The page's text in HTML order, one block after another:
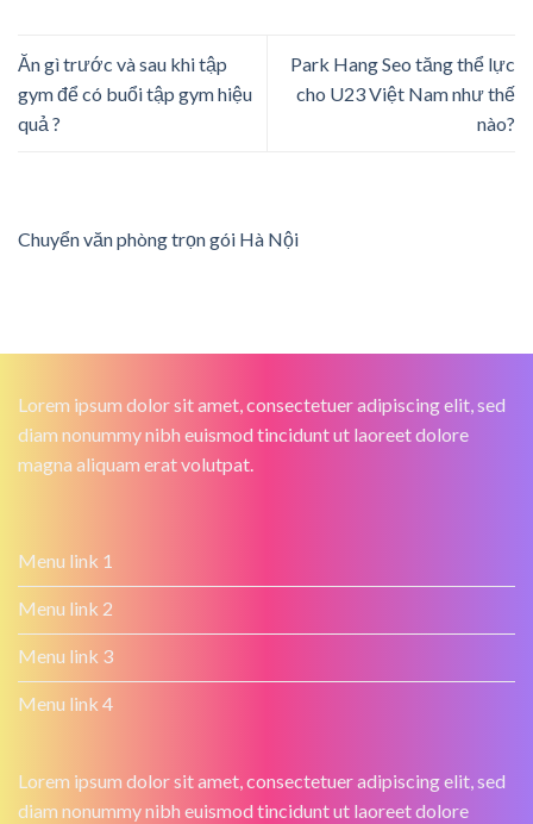
Ăn gì trước và sau khi tập
gym để có buổi tập gym hiệu
quả ?
Park Hang Seo tăng thể lực
cho U23 Việt Nam như thế
nào?
Chuyển văn phòng trọn gói Hà Nội
Lorem ipsum dolor sit amet, consectetuer adipiscing elit, sed
diam nonummy nibh euismod tincidunt ut laoreet dolore
magna aliquam erat volutpat.
Menu link 1
Menu link 2
Menu link 3
Menu link 4
Lorem ipsum dolor sit amet, consectetuer adipiscing elit, sed
diam nonummy nibh euismod tincidunt ut laoreet dolore